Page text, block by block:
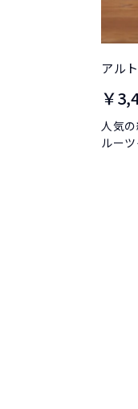
アル
￥
人気
ルー